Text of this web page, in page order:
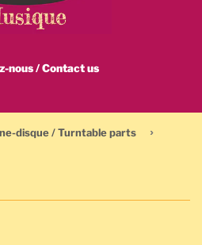
nous / Contact us
disque / Turntable parts ›